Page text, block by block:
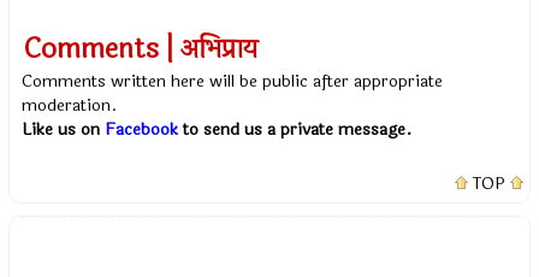
Comments | अभिप्राय
Comments written here will be public after appropriate
moderation.
Like us on Facebookto send us a private message.
TOP